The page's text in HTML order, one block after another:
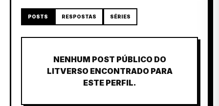
POSTS RESPOSTAS SÉRIES
NENHUM POST PÚBLICO DO
LITVERSO ENCONTRADO PARA
ESTE PERFIL.